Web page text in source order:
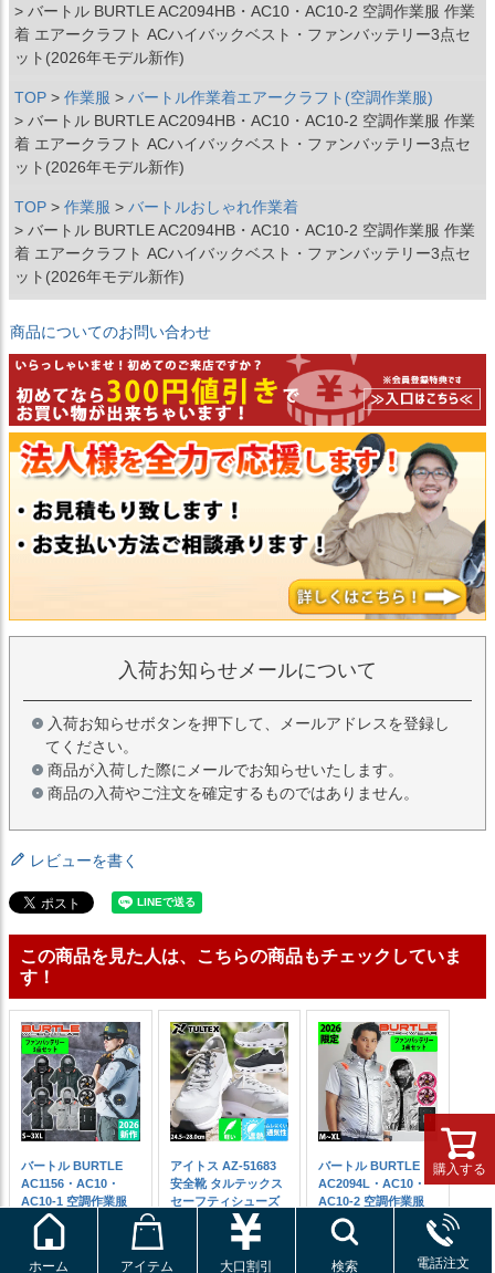
購入する
バートル BURTLE AC2094HB・AC10・AC10-2 空調作業服 作業
着 エアークラフト ACハイバックベスト・ファンバッテリー3点セ
ット(2026年モデル新作)
TOP 作業服
バートル作業着エアークラフト(空調作業服)
バートル BURTLE AC2094HB・AC10・AC10-2 空調作業服 作業
着 エアークラフト ACハイバックベスト・ファンバッテリー3点セ
ット(2026年モデル新作)
TOP 作業服
バートルおしゃれ作業着
バートル BURTLE AC2094HB・AC10・AC10-2 空調作業服 作業
着 エアークラフト ACハイバックベスト・ファンバッテリー3点セ
ット(2026年モデル新作)
商品についてのお問い合わせ
入荷お知らせメールについて
入荷お知らせボタンを押下して、メールアドレスを登録し
てください。
商品が入荷した際にメールでお知らせいたします。
商品の入荷やご注文を確定するものではありません。
レビューを書く
この商品を見た人は、こちらの商品もチェックしていま
す！
バートル BURTLE
AC1156・AC10・
AC10-1 空調作業服
作業着 エアークラフ
ト ACタクティカル半
袖ブルゾン(ユニセッ
アイトス AZ-51683
安全靴 タルテックス
セーフティシューズ
(税込)
バートル BURTLE
AC2094L・AC10・
AC10-2 空調作業服
作業着 エアークラフ
ト ACベスト・ファン
バッテリー3点セット
ホーム アイテム 大口割引 検索 電話注文